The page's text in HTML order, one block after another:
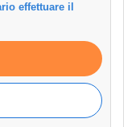
effettuare il